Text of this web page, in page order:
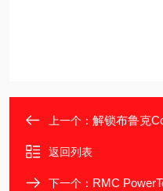
上一个： 解锁布鲁克
返回列表
下一个： RMC